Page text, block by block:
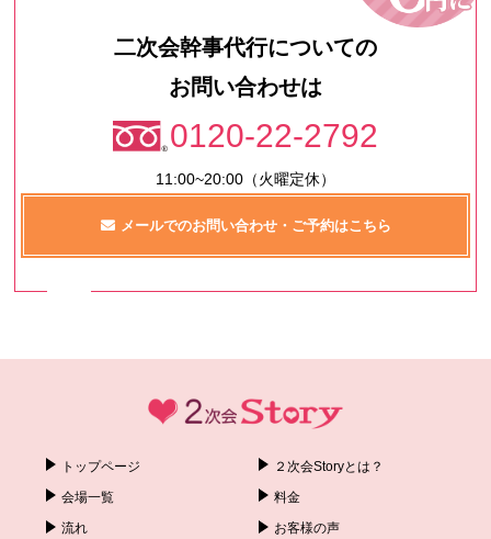
二次会幹事代行についての
お問い合わせは
0120-22-2792
11:00~20:00（火曜定休）
メールでのお問い合わせ・ご予約はこちら
トップページ ２次会Storyとは？
会場一覧 料金
流れ お客様の声